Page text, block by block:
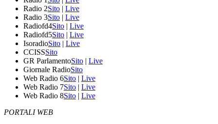
Radio 2Sito | Live
Radio 3Sito | Live
Radiofd4Sito | Live
Radiofd5Sito | Live
IsoradioSito | Live
CCISSSito
GR ParlamentoSito | Live
Giornale RadioSito
Web Radio 6Sito | Live
Web Radio 7Sito | Live
Web Radio 8Sito | Live
PORTALI WEB